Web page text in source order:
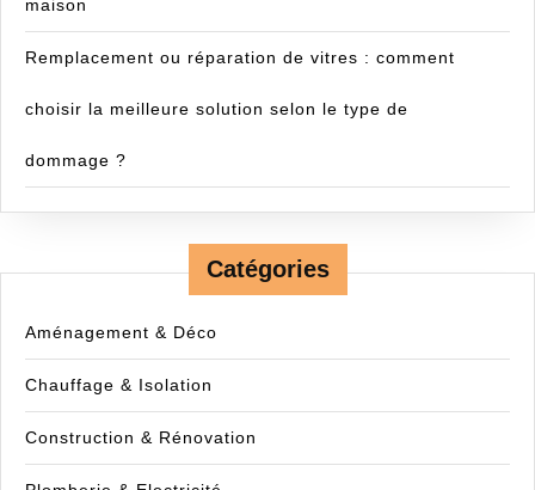
maison
Remplacement ou réparation de vitres : comment
choisir la meilleure solution selon le type de
dommage ?
Catégories
Aménagement & Déco
Chauffage & Isolation
Construction & Rénovation